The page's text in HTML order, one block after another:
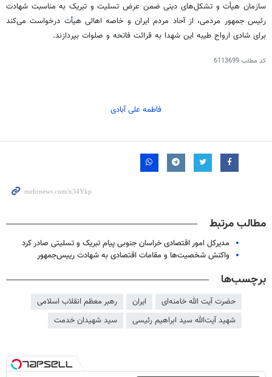
سازمان هیأت و تشکل‌های دینی ضمن عرض تسلیت و تبریک به مناسبت شهادت
رئیس جمهور مردمی، از آحاد مردم ایران و خاصه اهالی هیأت درخواست می‌کند
برای شادی ارواح طیبه این شهدا به قرائت فاتحه و صلوات بپردازند.
کد مطلب6113699
فاطمه علی آبادی
مطالب مرتبط
مدیرکل امور اقتصادی خراسان جنوبی پیام تبریک و تسلیتی صادر کرد
واکنش شخصیت‌ها و مقامات اقتصادی به شهادت رییس‌جمهور
برچسب‌ها
حضرت آیت الله خامنه‌ای ایران
رهبر معظم انقلاب اسلامی
شهید آیت‌الله سید ابراهیم رئیسی
سید شهیدان خدمت